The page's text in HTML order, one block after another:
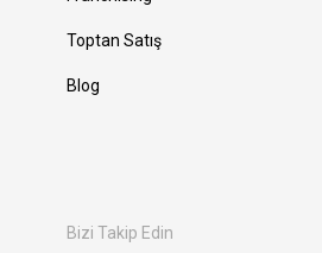
Toptan Satış
Blog
Bizi Takip Edin